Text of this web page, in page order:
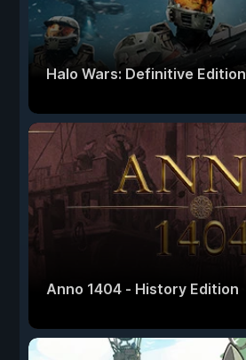
Halo Wars: Definitive Edition
Anno 1404 - History Edition